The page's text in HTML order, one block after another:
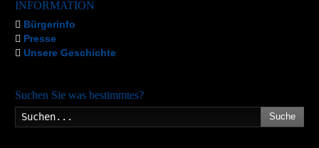
INFORMATION
Bürgerinfo
Presse
Unsere Geschichte
Suchen Sie was bestimmtes?
Suche